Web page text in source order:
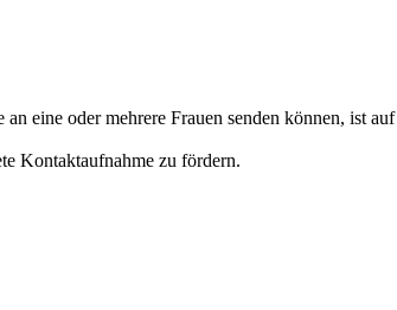
eine oder mehrere Frauen senden können, ist auf
Kontaktaufnahme zu fördern.